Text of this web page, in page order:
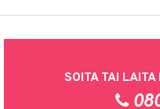
SOITA TAI